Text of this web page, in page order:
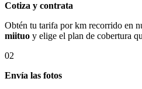
Cotiza y contrata
Obtén tu tarifa por km recorrido en
miituo y elige el plan de cobertura
02
Envía las fotos